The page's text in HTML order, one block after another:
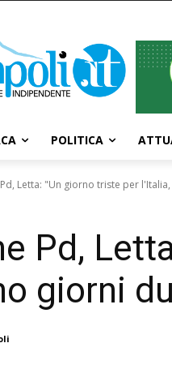
POLITICA
Letta: "Un giorno triste per
Pd,
giorni